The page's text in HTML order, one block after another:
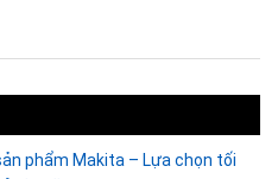
phẩm Makita – Lựa chọn tối